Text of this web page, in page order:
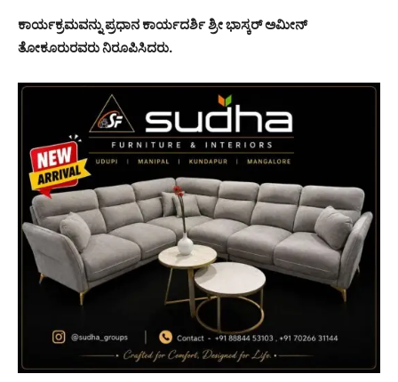
ಕಾರ್ಯಕ್ರಮವನ್ನು ಪ್ರಧಾನ ಕಾರ್ಯದರ್ಶಿ ಶ್ರೀ ಭಾಸ್ಕರ್ ಅಮೀನ್
ತೋಕೂರುರವರು ನಿರೂಪಿಸಿದರು.